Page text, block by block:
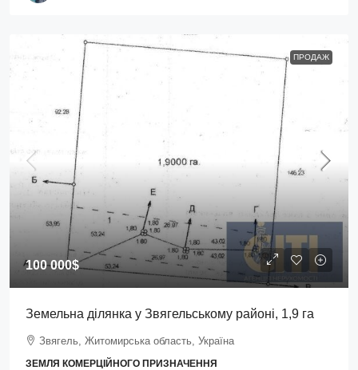
ПРОДАЖ
100 000$
Земельна ділянка у Звягельському районі, 1,9 га
Звягель, Житомирська область, Україна
ЗЕМЛЯ КОМЕРЦІЙНОГО ПРИЗНАЧЕННЯ